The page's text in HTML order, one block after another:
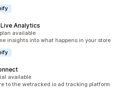
Analytics
available
insights into what happens in your store
available
to the wetracked.io ad tracking platform